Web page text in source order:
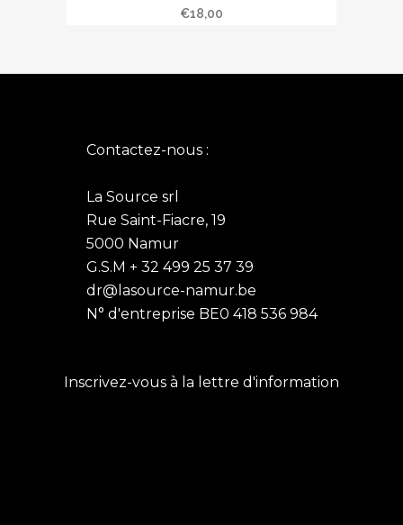
€18,00
Contactez-nous :
La Source srl
Rue Saint-Fiacre, 19
5000 Namur
G.S.M + 32 499 25 37 39
dr@lasource-namur.be
N° d'entreprise BE0 418 536 984
Inscrivez-vous à la lettre d'information